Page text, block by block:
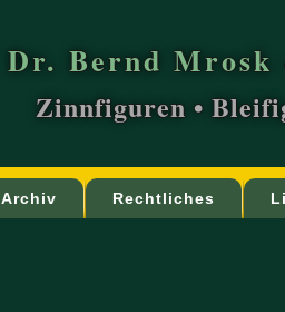
Dr. Bernd Mrosk
Zinnfiguren •
Archiv Rechtliches